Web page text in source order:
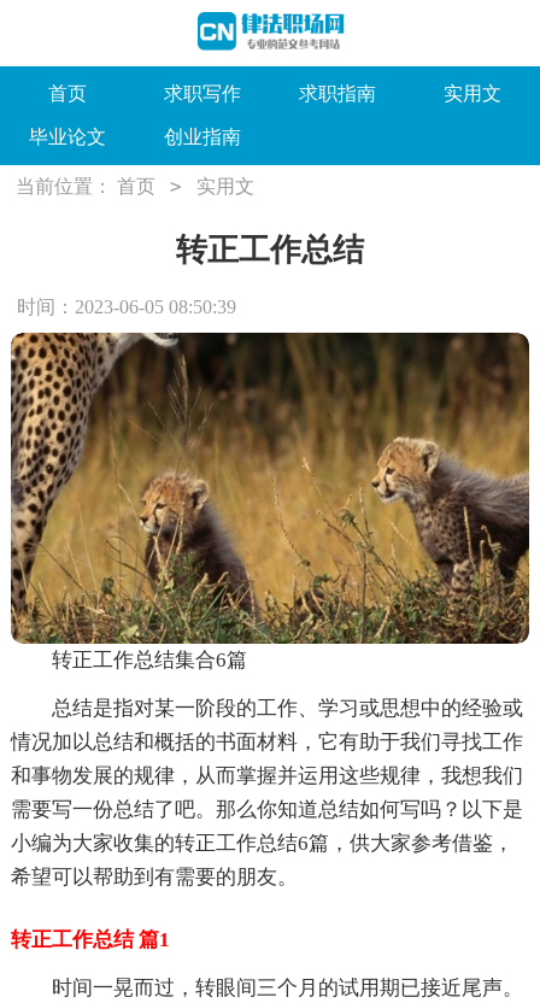
首页 求职写作 求职指南 实用文
毕业论文 创业指南
当前位置： 首页 > 实用文
转正工作总结
时间：2023-06-05 08:50:39
转正工作总结集合6篇
总结是指对某一阶段的工作、学习或思想中的经验或
情况加以总结和概括的书面材料，它有助于我们寻找工作
和事物发展的规律，从而掌握并运用这些规律，我想我们
需要写一份总结了吧。那么你知道总结如何写吗？以下是
小编为大家收集的转正工作总结6篇，供大家参考借鉴，
希望可以帮助到有需要的朋友。
转正工作总结 篇1
时间一晃而过，转眼间三个月的试用期已接近尾声。